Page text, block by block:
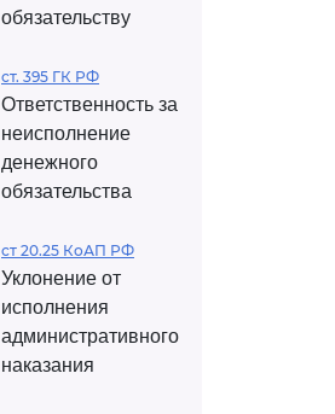
обязательству
ст. 395 ГК РФ
Ответственность за
неисполнение
денежного
обязательства
ст 20.25 КоАП РФ
Уклонение от
исполнения
административного
наказания